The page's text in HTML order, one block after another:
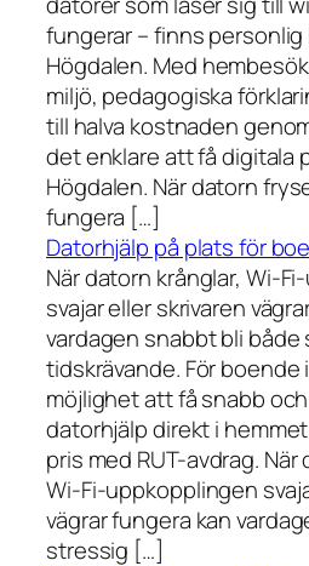
fungerar – finns personlig
Högdalen. Med
miljö, pedagogiska
till halva kostnaden
det enklare att få digitala
Högdalen. När datorn
fungera […]
Datorhjälp på plats för
När datorn krånglar, Wi-
svajar eller skrivaren
vardagen snabbt bli
tidskrävande. För boende
möjlighet att få snabb
datorhjälp direkt i
pris med RUT-avdrag. När
Wi-Fi-uppkopplingen
vägrar fungera kan
stressig […]